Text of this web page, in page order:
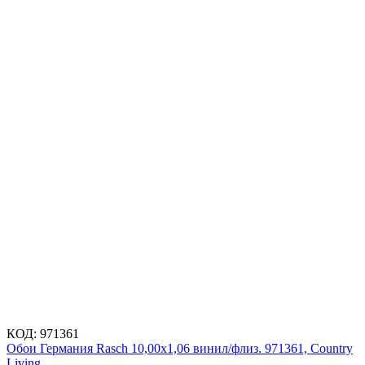
КОД: 971361
Обои Германия Rasch 10,00x1,06 винил/флиз. 971361, Country